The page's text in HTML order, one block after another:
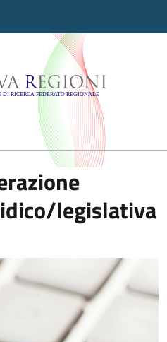
-
legislativa